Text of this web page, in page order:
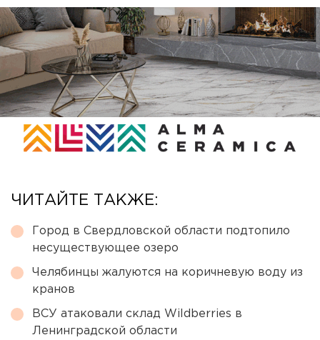
ЧИТАЙТЕ ТАКЖЕ:
Город в Свердловской области подтопило
несуществующее озеро
Челябинцы жалуются на коричневую воду из
кранов
ВСУ атаковали склад Wildberries в
Ленинградской области